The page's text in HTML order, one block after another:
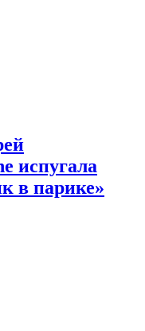
испугала
в парике»